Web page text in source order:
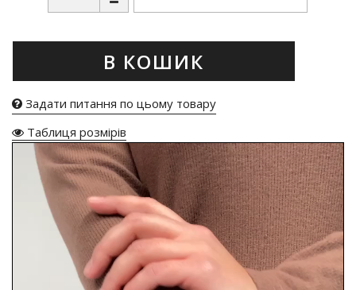
В КОШИК
Задати питання по цьому товару
Таблиця розмірів